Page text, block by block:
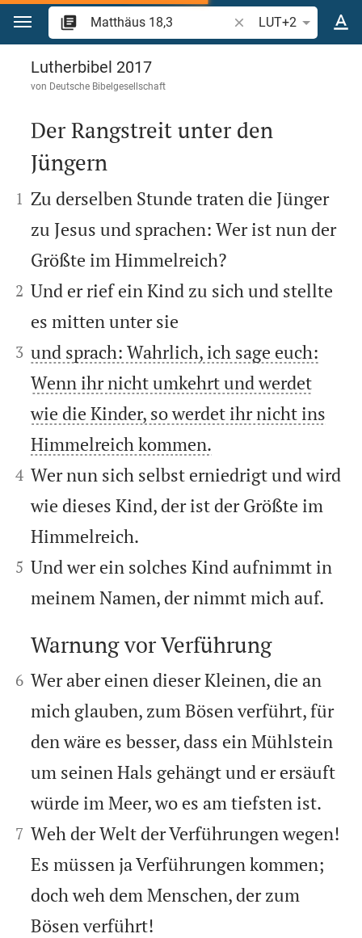
Zum Inhalt springen
Bibelstelle oder
LUT+2
Matthäus 18
Lutherbibel 2017
von Deutsche Bibelgesellschaft

Der Rangstreit unter den
Jüngern

1 Zu derselben Stunde traten die Jünger
zu Jesus und sprachen: Wer ist nun der
Größte im Himmelreich?


2 Und er rief ein Kind zu sich und stellte
es mitten unter sie


3 und sprach: Wahrlich, ich sage euch:
Wenn ihr nicht umkehrt und werdet
wie die Kinder, so werdet ihr nicht ins
Himmelreich kommen.


4 Wer nun sich selbst erniedrigt und wird
wie dieses Kind, der ist der Größte im
Himmelreich.


5 Und wer ein solches Kind aufnimmt in
meinem Namen, der nimmt mich auf.


Warnung vor Verführung

6 Wer aber einen dieser Kleinen, die an
mich glauben, zum Bösen verführt, für
den wäre es besser, dass ein Mühlstein
um seinen Hals gehängt und er ersäuft
würde im Meer, wo es am tiefsten ist.


7 Weh der Welt der Verführungen wegen!
Es müssen ja Verführungen kommen;
doch weh dem Menschen, der zum
Bösen verführt!
